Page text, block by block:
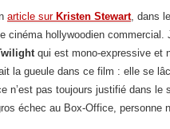
article sur Kristen Stewart, dans
cinéma hollywoodien commercial.
qui est mono-expressive et
la gueule dans ce film : elle se
n’est pas toujours justifié dans le
échec au Box-Office, personne